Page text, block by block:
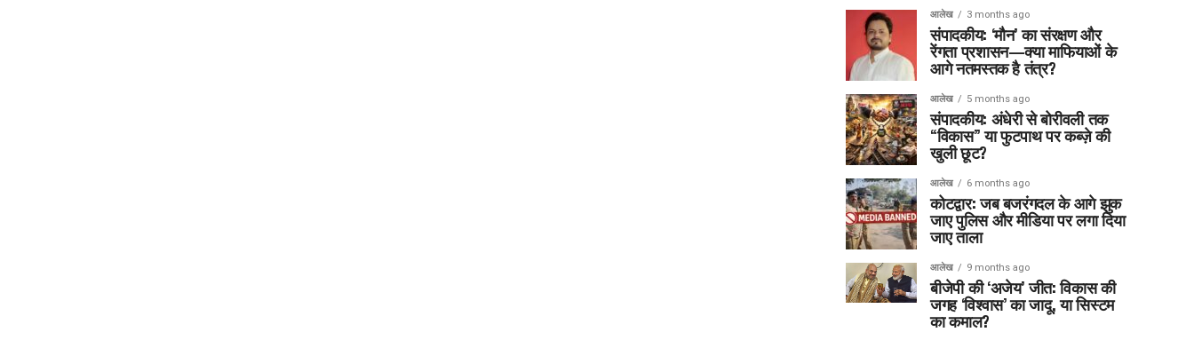
आलेख 3 months ago
संपादकीय: ‘मौन’ का संरक्षण और
रेंगता प्रशासन—क्या माफियाओं के
आगे नतमस्तक है तंत्र?
आलेख 5 months ago
संपादकीय: अंधेरी से बोरीवली तक
“विकास” या फुटपाथ पर कब्ज़े की
खुली छूट?
आलेख 6 months ago
कोटद्वार: जब बजरंगदल के आगे झुक
जाए पुलिस और मीडिया पर लगा दिया
जाए ताला
आलेख 9 months ago
बीजेपी की ‘अजेय’ जीत: विकास की
जगह ‘विश्वास’ का जादू, या सिस्टम
का कमाल?